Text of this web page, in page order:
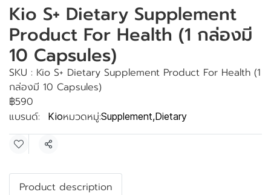
Kio S+ Dietary Supplement
Product For Health (1 กล่องมี
10 Capsules)
SKU : Kio S+ Dietary Supplement Product For Health (1
กล่องมี 10 Capsules)
฿590
แบรนด์:
Kioหมวดหมู่:Supplement,Dietary
แชร์
Product description